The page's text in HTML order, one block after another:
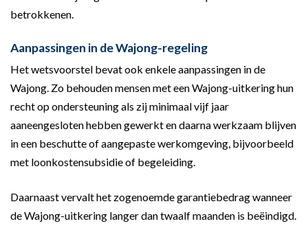
betrokkenen.
Aanpassingen in de Wajong-regeling
Het wetsvoorstel bevat ook enkele aanpassingen in de
Wajong. Zo behouden mensen met een Wajong-uitkering hun
recht op ondersteuning als zij minimaal vijf jaar
aaneengesloten hebben gewerkt en daarna werkzaam blijven
in een beschutte of aangepaste werkomgeving, bijvoorbeeld
met loonkostensubsidie of begeleiding.
Daarnaast vervalt het zogenoemde garantiebedrag wanneer
de Wajong-uitkering langer dan twaalf maanden is beëindigd.